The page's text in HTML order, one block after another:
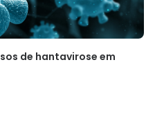
de hantavirose em